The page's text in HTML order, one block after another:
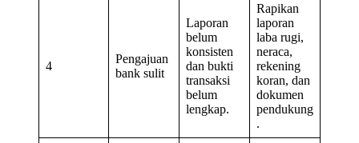
4
Pengajuan
bank sulit
Laporan
belum
konsisten
dan bukti
transaksi
belum
lengkap.
Rapikan
laporan
laba rugi,
neraca,
rekening
koran, dan
dokumen
pendukung
.